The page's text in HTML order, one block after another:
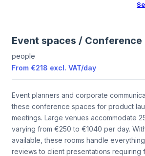
Event spaces / Conference
people
From €218 excl. VAT/day
Event planners and corporate
these conference spaces for product
meetings. Large venues accommodate
varying from €250 to €1040 per day.
available, these rooms handle
reviews to client presentations requiring